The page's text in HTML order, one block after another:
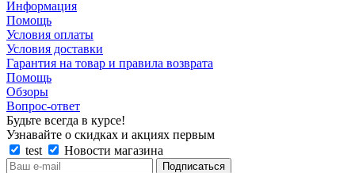
Информация
Помощь
Условия оплаты
Условия доставки
Гарантия на товар и правила возврата
Помощь
Обзоры
Вопрос-ответ
Будьте всегда в курсе!
Узнавайте о скидках и акциях первым
test
Новости магазина